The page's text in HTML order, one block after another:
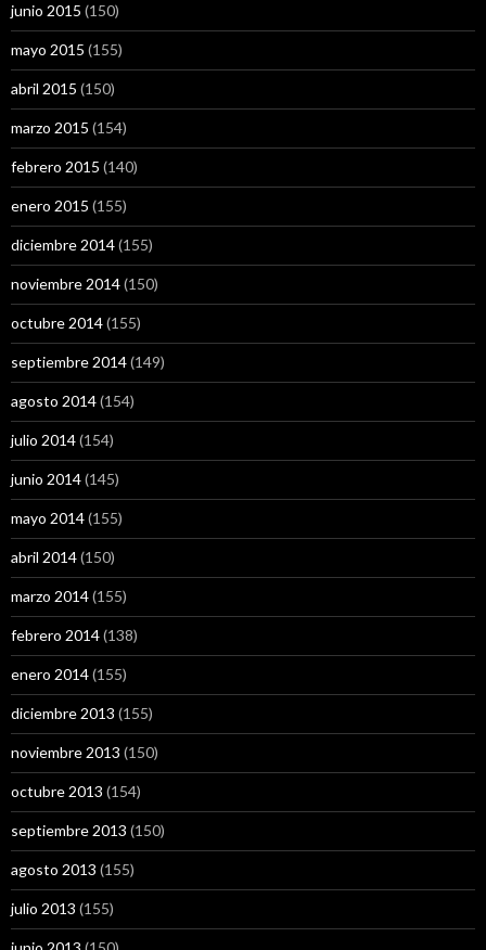
junio 2015 (150)
mayo 2015 (155)
abril 2015 (150)
marzo 2015 (154)
febrero 2015 (140)
enero 2015 (155)
diciembre 2014(155)
noviembre 2014(150)
octubre 2014(155)
septiembre 2014(149)
agosto 2014(154)
julio 2014(154)
junio 2014(145)
mayo 2014(155)
abril 2014(150)
marzo 2014(155)
febrero 2014(138)
enero 2014(155)
diciembre 2013 (155)
noviembre 2013 (150)
octubre 2013 (154)
septiembre 2013 (150)
agosto 2013 (155)
julio 2013 (155)